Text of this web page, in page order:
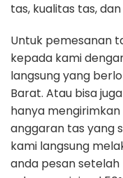
tas, kualitas tas,
Untuk pemesanan
kepada kami
langsung yang
Barat. Atau bisa
hanya
anggaran tas yang
kami langsung
anda pesan